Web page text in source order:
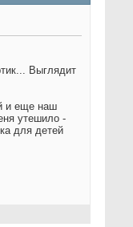
Выглядит
и еще наш
утешило -
для детей